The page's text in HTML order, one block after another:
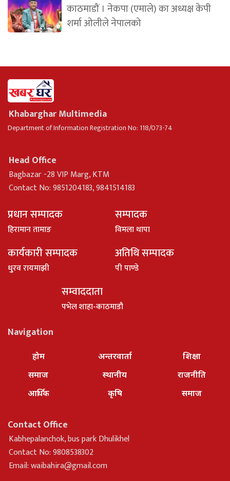
काठमाडौं । नेकपा (एमाले) का अध्यक्ष केपी
शर्मा ओलीले नेपालको
Khabarghar Multimedia
Department of Information Registration No: 118/073-74
Head Office
Bagbazar -28 VIP Marg, KTM
Contact No: 9851204183, 9841514183
प्रधान सम्पादक
हिरामान तामाङ
सम्पादक
विमला थापा
कार्यकारी सम्पादक
धु्रव रायमाझी
अतिथि सम्पादक
पी पाण्डे
सम्वाददाता
पभेल शाहा-काठमाडौ
Navigation
होम
समाज
आर्थिक
अन्तरवार्ता
स्थानीय
कृषि
शिक्षा
राजनीति
समाज
Contact Office
Kabhepalanchok, bus park Dhulikhel
Contact No: 9808538302
Email:waibahira@gmail.com